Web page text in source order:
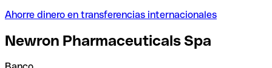
Ahorre dinero en transferencias internacionales
Newron Pharmaceuticals Spa